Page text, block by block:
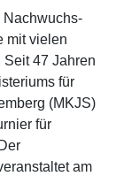
Nachwuchs-
mit vielen
47 Jahren
für
(MKJS)
für
am